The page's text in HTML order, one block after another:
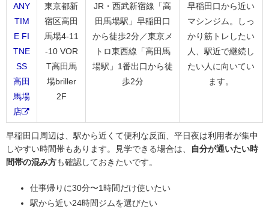
ANY
TIM
E FI
TNE
SS
高田
馬場
店
東京都新
宿区高田
馬場4-11
-10 VOR
T高田馬
場briller
2F
JR・西武新宿線「高
田馬場駅」早稲田口
から徒歩2分／東京メ
トロ東西線「高田馬
場駅」1番出口から徒
歩2分
早稲田口から近い
マシンジム。しっ
かり筋トレしたい
人、駅近で継続し
たい人に向いてい
ます。
早稲田口周辺は、駅から近くて便利な反面、平日夜は利用者が集中
しやすい時間帯もあります。見学できる場合は、
自分が通いたい時
間帯の混み方も確認しておきたいです。
仕事帰りに30分〜1時間だけ使いたい
駅から近い24時間ジムを選びたい